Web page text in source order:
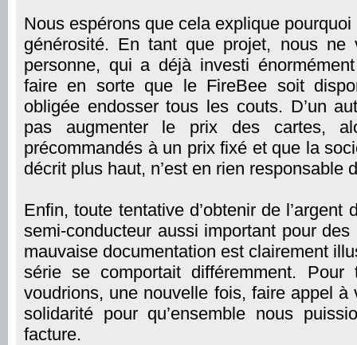
Nous espérons que cela explique
générosité. En tant que projet, nous ne
personne, qui a déjà investi
faire en sorte que le FireBee soit
obligée endosser tous les couts. D’un
pas augmenter le prix des cartes,
précommandés à un prix fixé et que la
décrit plus haut, n’est en rien responsable
Enfin, toute tentative d’obtenir de l’argent
semi-conducteur aussi important pour
mauvaise documentation est clairement
série se comportait différemment.
voudrions, une nouvelle fois, faire appel à
solidarité pour qu’ensemble nous
facture.